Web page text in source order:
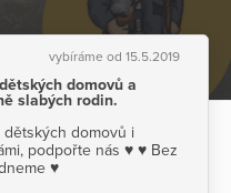
vybíráme od 15.5.2019
domovů a
slabých rodin.
domovů i
podpořte nás ♥ ♥ Bez
♥